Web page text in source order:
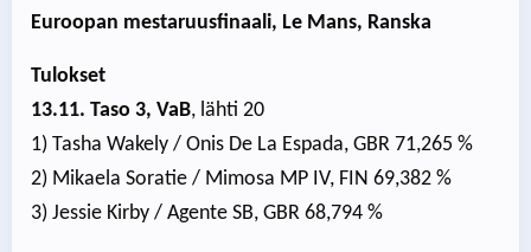
Euroopan mestaruusfinaali, Le Mans, Ranska
Tulokset
13.11. Taso 3, VaB, lähti 20
1) Tasha Wakely / Onis De La Espada, GBR 71,265 %
2) Mikaela Soratie / Mimosa MP IV, FIN 69,382 %
3) Jessie Kirby / Agente SB, GBR 68,794 %